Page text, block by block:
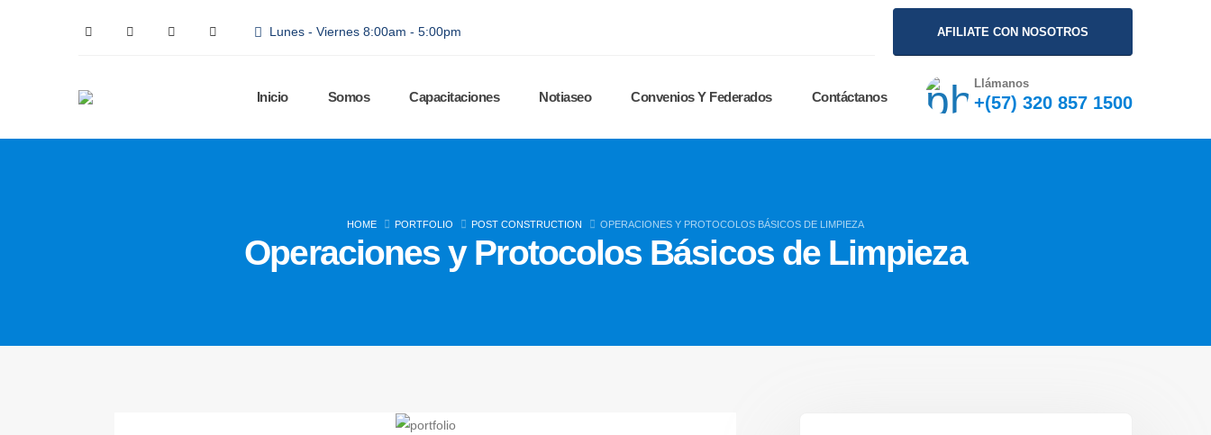
Lunes - Viernes 8:00am - 5:00pm AFILIATE CON NOSOTROS
Inicio Somos Capacitaciones Notiaseo Convenios Y Federados Contáctanos
Llámanos
+(57) 320 857 1500
HOME PORTFOLIO POST CONSTRUCTION OPERACIONES Y PROTOCOLOS BÁSICOS DE LIMPIEZA
Operaciones y Protocolos Básicos de Limpieza